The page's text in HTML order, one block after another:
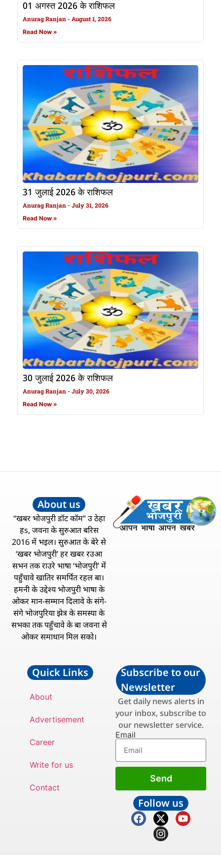
01 अगस्त 2026 के राशिफल
Anurag Ranjan August 1, 2026
Read Now »
31 जुलाई 2026 के राशिफल
Anurag Ranjan July 31, 2026
Read Now »
30 जुलाई 2026 के राशिफल
Anurag Ranjan July 30, 2026
Read Now »
About us
“खबर भोजपुरी डॉट कॉम” उ ठेहा
हs, जवना के सुरुआत बरिस
2016 में भइल। सुरुआत के बेरे से
‘खबर भोजपुरी’ हर खबर रउआ
सभन तक राउरे भाषा ‘भोजपुरी’ में
पहुँचावे खातिर समर्पित रहल बा।
हमनी के उद्देश्य भोजपुरी भाषा के
ओकर मान-सम्मान दिलावे के संगे-
संगे भोजपुरिया झेत्र के समस्या के
सभका तक पहुँचावे के बा जवना से
ओकर समाधान मिल सको।
Quick Links
About
Advertisement
Career
Write for us
Contact
Subscribe to our
Newsletter
Get daily news alerts in
your inbox, subscribe to
our newsletter service.
Email
Send
Follow us